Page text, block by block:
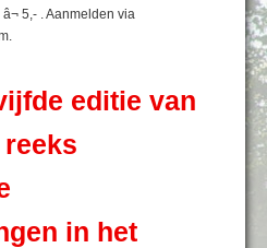
5,- . Aanmelden via
editie van
reeks
in het